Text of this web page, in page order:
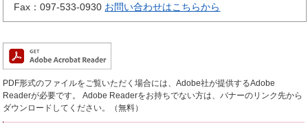
Fax：097-533-0930 お問い合わせはこちらから
PDF形式のファイルをご覧いただく場合には、Adobe社が提供するAdobe
Readerが必要です。
Adobe Readerをお持ちでない方は、バナーのリンク先から
ダウンロードしてください。（無料）